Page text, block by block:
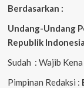
Berdasarkan :
Undang-Undang
Republik
Sudah : Wajib
Pimpinan Redaksi :